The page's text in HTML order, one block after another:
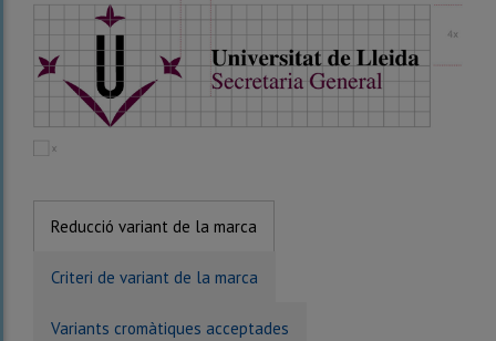
Reducció variant de la marca
Criteri de variant de la marca
Variants cromàtiques acceptades